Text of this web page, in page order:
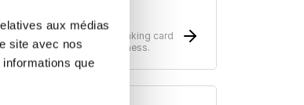
aux médias
site avec nos
que
for your business. Making card
no matter which business.